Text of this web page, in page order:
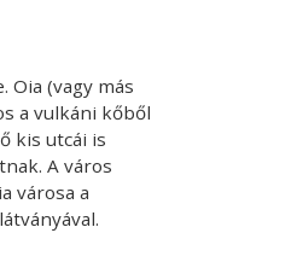
(vagy más
a vulkáni kőből
kis utcái is
A város
városa a